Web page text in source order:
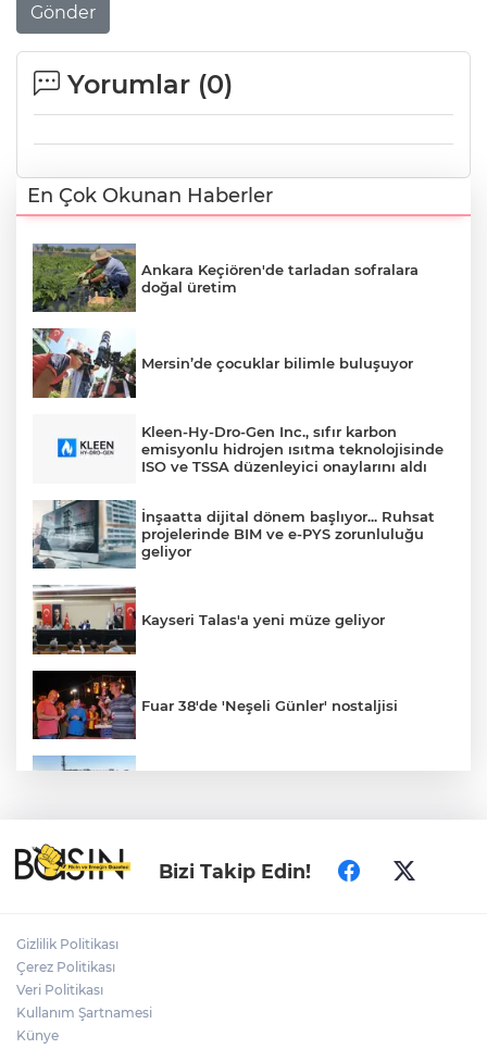
Gönder
Yorumlar (0)
En Çok Okunan Haberler
Ankara Keçiören'de tarladan sofralara
doğal üretim
Mersin’de çocuklar bilimle buluşuyor
Kleen-Hy-Dro-Gen Inc., sıfır karbon
emisyonlu hidrojen ısıtma teknolojisinde
ISO ve TSSA düzenleyici onaylarını aldı
İnşaatta dijital dönem başlıyor... Ruhsat
projelerinde BIM ve e-PYS zorunluluğu
geliyor
Kayseri Talas'a yeni müze geliyor
Fuar 38'de 'Neşeli Günler' nostaljisi
Özgür Özel ve Veli Ağbaba için fezleke
hazırlandı!
Bizi Takip Edin!
Gizlilik Politikası
Çerez Politikası
Veri Politikası
Kullanım Şartnamesi
Künye